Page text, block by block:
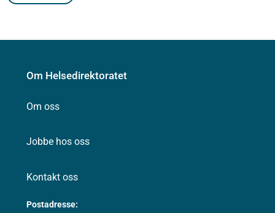
Om Helsedirektoratet
Om oss
Jobbe hos oss
Kontakt oss
Postadresse: